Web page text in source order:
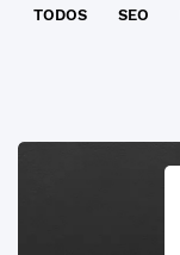
TODOS SEO